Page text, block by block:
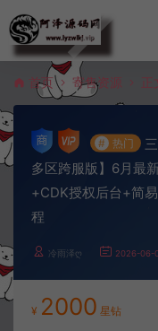
首页 寄售资源 正
# 热门
多区跨服版】6月最
+CDK授权后台+简
程
冷雨泽ღ 2026-06-
¥ 2000 星钻